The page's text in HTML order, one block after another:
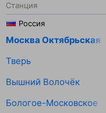
Станция
Россия
Москва Октябрьская
Тверь
Вышний Волочёк
Бологое-Московское